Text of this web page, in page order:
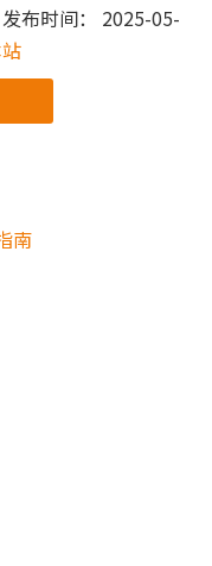
时间： 2025-05-
南